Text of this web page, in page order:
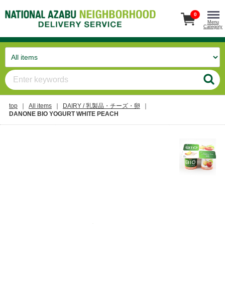
0
Menu
Category
top All items
DAIRY / 乳製品・チーズ・卵
DANONE BIO YOGURT WHITE PEACH